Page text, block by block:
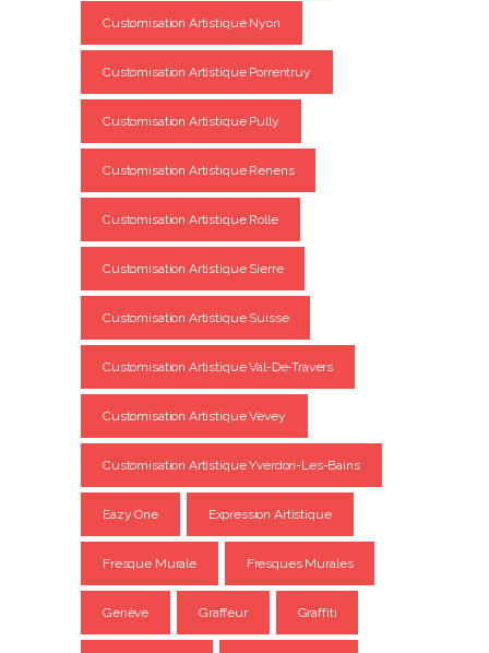
Customisation Artistique Nyon
Customisation Artistique Porrentruy
Customisation Artistique Pully
Customisation Artistique Renens
Customisation Artistique Rolle
Customisation Artistique Sierre
Customisation Artistique Suisse
Customisation Artistique Val-De-Travers
Customisation Artistique Vevey
Customisation Artistique Yverdon-Les-Bains
Eazy One Expression Artistique
Fresque Murale Fresques Murales
Genève Graffeur Graffiti